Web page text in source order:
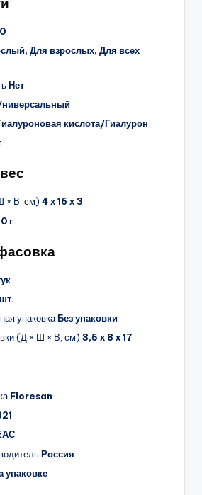
Для взрослых, Для всех
Нет
кислота/Гиалурон
× В, см) 4 х 16 х 3
г
упаковкаБез упаковки
(Д × Ш × В, см) 3,5 х 8 х 17
Floresan
Россия
упаковке